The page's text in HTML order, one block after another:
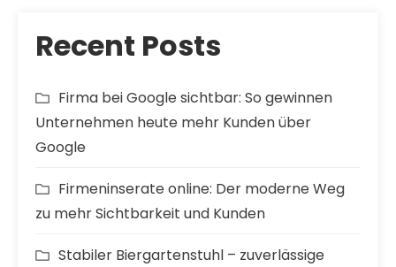
Recent Posts
Firma bei Google sichtbar: So gewinnen
Unternehmen heute mehr Kunden über
Google
Firmeninserate online: Der moderne Weg
zu mehr Sichtbarkeit und Kunden
Stabiler Biergartenstuhl – zuverlässige